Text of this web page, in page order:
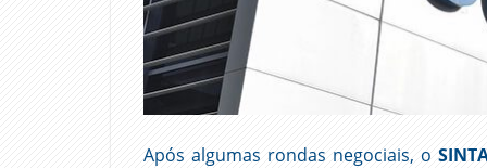
Após algumas rondas negociais, o